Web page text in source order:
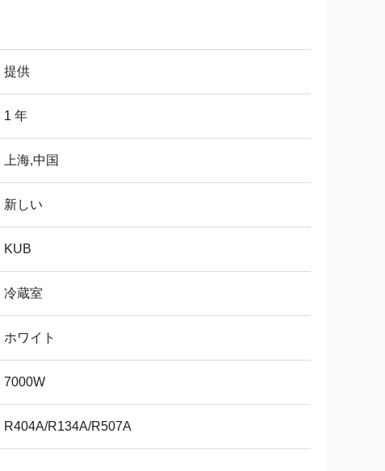
提供
1 年
上海,中国
新しい
KUB
冷蔵室
ホワイト
7000W
R404A/R134A/R507A